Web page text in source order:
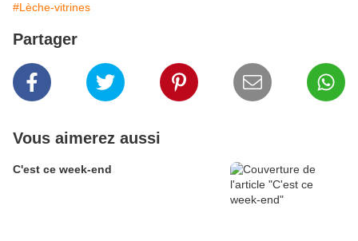
#Lèche-vitrines
Partager
Vous aimerez aussi
C'est ce week-end